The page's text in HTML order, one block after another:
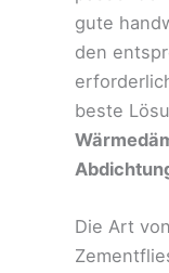
gute
den
beste
Die Art von